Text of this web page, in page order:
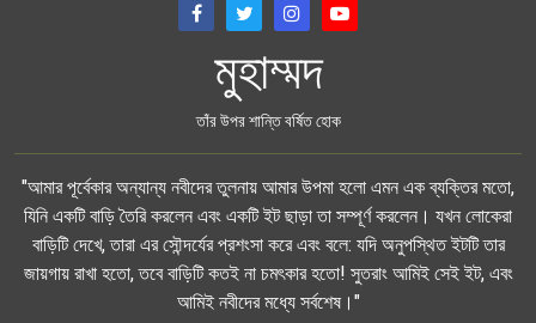
মুহাম্মদ
তাঁর উপর শান্তি বর্ষিত হোক
"আমার পূর্বেকার অন্যান্য নবীদের তুলনায় আমার উপমা হলো এমন এক ব্যক্তির মতো,
যিনি একটি বাড়ি তৈরি করলেন এবং একটি ইট ছাড়া তা সম্পূর্ণ করলেন। যখন লোকেরা
বাড়িটি দেখে, তারা এর সৌন্দর্যের প্রশংসা করে এবং বলে: যদি অনুপস্থিত ইটটি তার
জায়গায় রাখা হতো, তবে বাড়িটি কতই না চমৎকার হতো! সুতরাং আমিই সেই ইট, এবং
আমিই নবীদের মধ্যে সর্বশেষ।"